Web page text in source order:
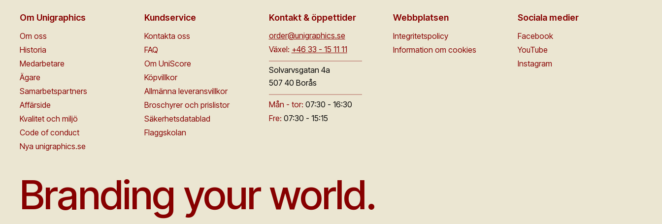
Om Unigraphics
Om oss
Historia
Medarbetare
Ägare
Samarbetspartners
Affärside
Kvalitet och miljö
Code of conduct
Nya unigraphics.se
Kundservice
Kontakta oss
FAQ
Om UniScore
Köpvillkor
Allmänna leveransvillkor
Broschyrer och prislistor
Säkerhetsdatablad
Flaggskolan
Kontakt & öppettider
order@unigraphics.se
Växel: +46 33 - 15 11 11
Solvarvsgatan 4a
507 40 Borås
Mån - tor: 07:30 - 16:30
Fre: 07:30 - 15:15
Webbplatsen
Integritetspolicy
Information om cookies
Sociala medier
Facebook
YouTube
Instagram
Branding your world.